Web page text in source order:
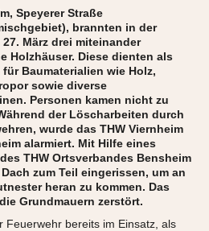
Speyerer Straße
brannten in der
27. März drei miteinander
Holzhäuser. Diese dienten als
für Baumaterialien wie Holz,
sowie diverse
Personen kamen nicht zu
der Löscharbeiten durch
wurde das THW Viernheim
alarmiert. Mit Hilfe eines
THW Ortsverbandes Bensheim
zum Teil eingerissen, um an
heran zu kommen. Das
Grundmauern zerstört.
Feuerwehr bereits im Einsatz, als